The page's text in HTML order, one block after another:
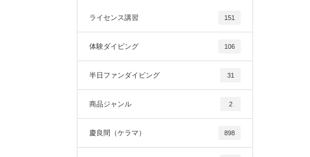
ライセンス講習 151
体験ダイビング 106
半日ファンダイビング 31
商品ジャンル 2
慶良間（ケラマ） 898